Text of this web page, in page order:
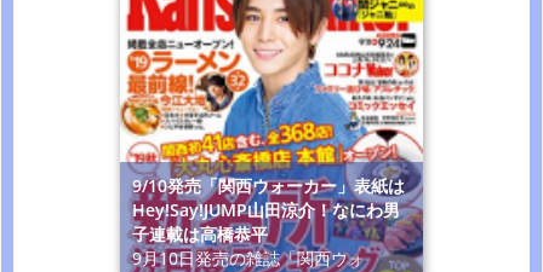
9/10発売「関西ウォーカー」表紙は
Hey!Say!JUMP山田涼介！なにわ男
子連載は高橋恭平
9月10日発売の雑誌「関西ウォ